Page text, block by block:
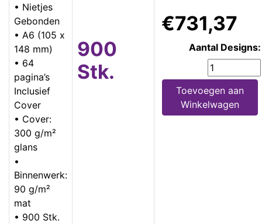
• Nietjes
Gebonden
• A6 (105 x
148 mm)
• 64
pagina’s
Inclusief
Cover
• Cover:
300 g/m²
glans
•
Binnenwerk:
90 g/m²
mat
• 900 Stk.
900
Stk.
€731,37
Aantal Designs:
Toevoegen aan
Winkelwagen